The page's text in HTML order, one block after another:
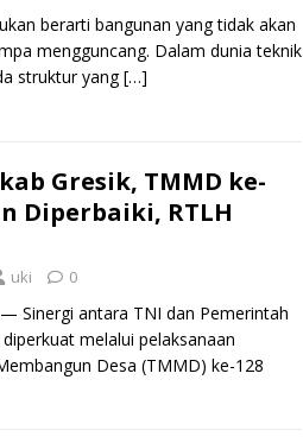
berarti bangunan yang tidak akan
mengguncang. Dalam dunia teknik
struktur yang[…]
Gresik, TMMD ke-
Diperbaiki, RTLH
uki 0
— Sinergi antara TNI dan Pemerintah
melalui pelaksanaan
Desa (TMMD) ke-128